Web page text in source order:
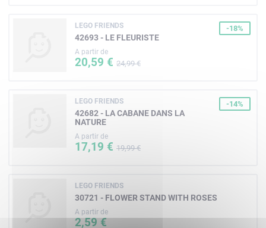
LEGO FRIENDS
42693 - LE FLEURISTE
A partir de
20,59 € 24,99 €
-18%
LEGO FRIENDS
42682 - LA CABANE DANS LA
NATURE
A partir de
17,19 € 19,99 €
-14%
LEGO FRIENDS
30721 - FLOWER STAND WITH ROSES
A partir de
2,59 €